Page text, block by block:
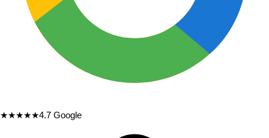
★★★★★4.7 Google